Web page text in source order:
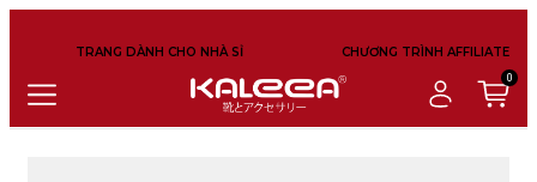
0
TRANG DÀNH CHO NHÀ SỈ CHƯƠNG TRÌNH AFFILIATE